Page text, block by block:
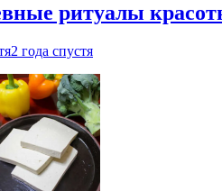
ритуалы
2 года спустя